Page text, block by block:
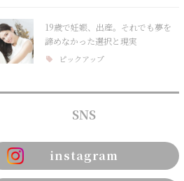
19歳で妊娠、出産。それでも夢を
諦めなかった選択と現実
ピックアップ
SNS
instagram